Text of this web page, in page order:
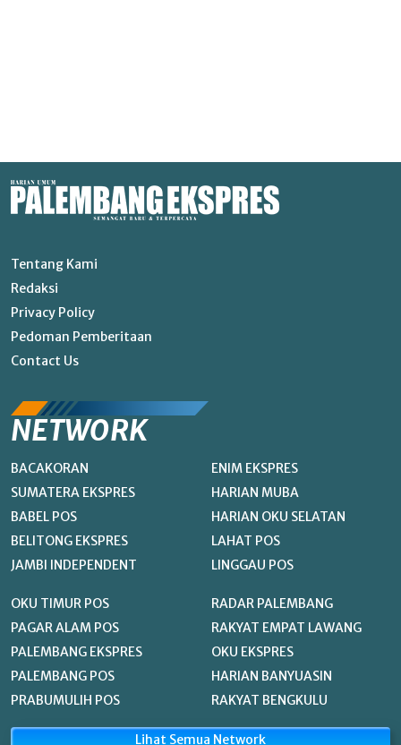
Tentang Kami
Redaksi
Privacy Policy
Pedoman Pemberitaan
Contact Us
NETWORK
BACAKORAN
SUMATERA EKSPRES
BABEL POS
BELITONG EKSPRES
JAMBI INDEPENDENT
ENIM EKSPRES
HARIAN MUBA
HARIAN OKU SELATAN
LAHAT POS
LINGGAU POS
OKU TIMUR POS
PAGAR ALAM POS
PALEMBANG EKSPRES
PALEMBANG POS
PRABUMULIH POS
RADAR PALEMBANG
RAKYAT EMPAT LAWANG
OKU EKSPRES
HARIAN BANYUASIN
RAKYAT BENGKULU
Lihat Semua Network